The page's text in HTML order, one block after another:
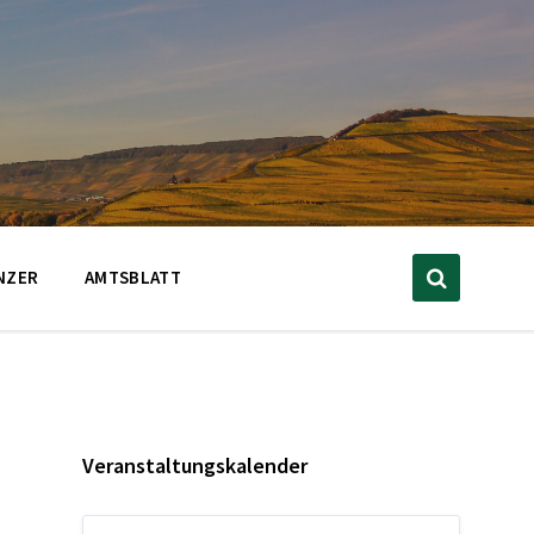
AMTSBLATT
Veranstaltungskalender